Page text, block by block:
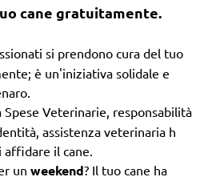
cane gratuitamente.
si prendono cura del tuo
è un'iniziativa solidale e
Spese Veterinarie, responsabilità
assistenza veterinaria h
affidare il cane.
un weekend? Il tuo cane ha